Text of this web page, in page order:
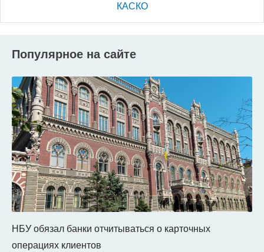
КАСКО
Популярное на сайте
НБУ обязал банки отчитываться о карточных
операциях клиентов